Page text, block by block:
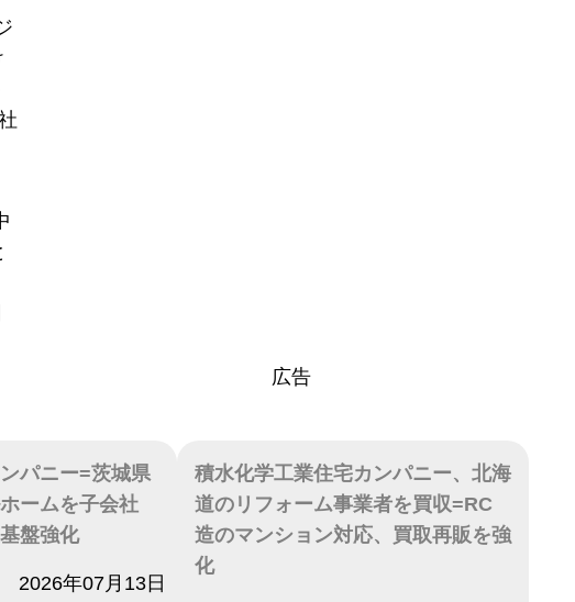
広告
パニー=茨城県
ームを子会社
盤強化
2026年07月13日
積水化学工業住宅カンパニー、北海
道のリフォーム事業者を買収=RC
造のマンション対応、買取再販を強
化